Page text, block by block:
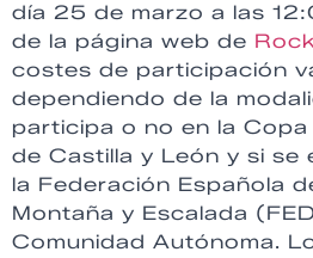
día 25 de marzo a las
de la página web de
costes de participación
dependiendo de la
participa o no en la
de Castilla y León y si
la Federación Española
Montaña y Escalada
Comunidad Autónoma.